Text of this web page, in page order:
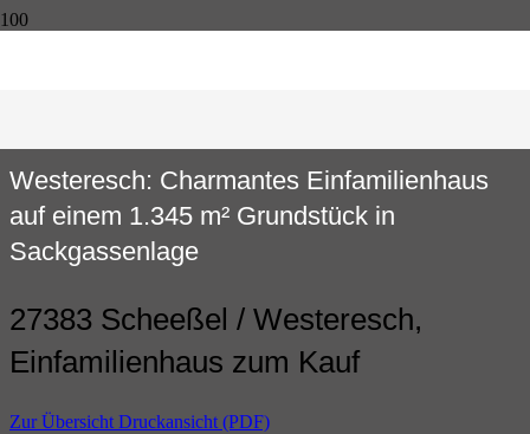
Westeresch: Charmantes Einfamilienhaus
auf einem 1.345 m² Grundstück in
Sackgassenlage
27383 Scheeßel / Westeresch,
Einfamilienhaus zum Kauf
Zur Übersicht Druckansicht (PDF)